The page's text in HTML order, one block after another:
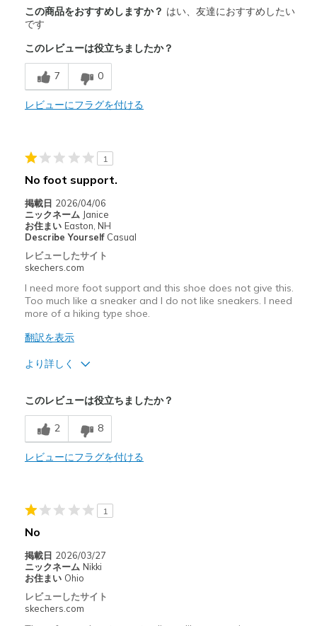
Attractive Design
Breathe Well
Comfortable
Durable
Casual Wear
Travel
Width
Sizing
この商品をおすすめしますか？ はい、友達におすすめしたい
です
このレビューは役立ちましたか？
7 0
レビューにフラグを付ける
1
No foot support.
掲載日 2026/04/06
ニックネーム Janice
お住まい Easton, NH
Describe Yourself Casual
レビューしたサイト
skechers.com
I need more foot support and this shoe does not give this.
Too much like a sneaker and I do not like sneakers. I need
more of a hiking type shoe.
翻訳を表示
より詳しく
Breathe Well
Durable
Stylish
商品が期待と異なったレビュー
No foot support. Need to return unused pair.
以下に最適
このレビューは役立ちましたか？
2 8
レビューにフラグを付ける
1
No
掲載日 2026/03/27
ニックネーム Nikki
お住まい Ohio
レビューしたサイト
skechers.com